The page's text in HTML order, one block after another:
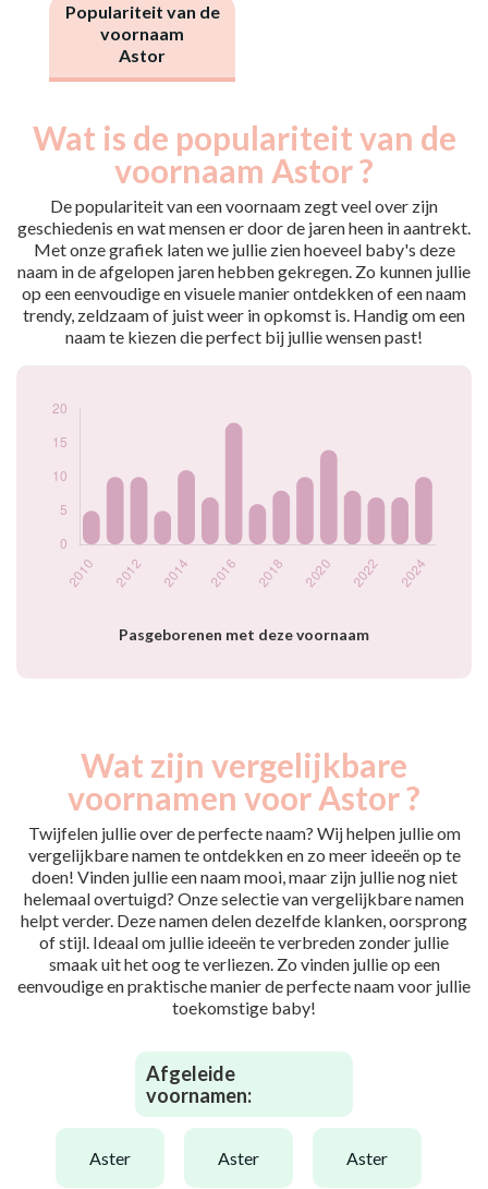
Populariteit van de
voornaam
Astor
Wat is de populariteit van de
voornaam Astor ?
De populariteit van een voornaam zegt veel over zijn
geschiedenis en wat mensen er door de jaren heen in aantrekt.
Met onze grafiek laten we jullie zien hoeveel baby's deze
naam in de afgelopen jaren hebben gekregen. Zo kunnen jullie
op een eenvoudige en visuele manier ontdekken of een naam
trendy, zeldzaam of juist weer in opkomst is. Handig om een
naam te kiezen die perfect bij jullie wensen past!
Pasgeborenen met deze voornaam
Popularité du
prénom Astor par
Année
Nouveaux-
nés
2011
10
2012
10
2013
5
2014
11
2015
7
2016
18
6
2020
2021
2022
10
Wat zijn vergelijkbare
voornamen voor Astor ?
Twijfelen jullie over de perfecte naam? Wij helpen jullie om
vergelijkbare namen te ontdekken en zo meer ideeën op te
doen! Vinden jullie een naam mooi, maar zijn jullie nog niet
helemaal overtuigd? Onze selectie van vergelijkbare namen
helpt verder. Deze namen delen dezelfde klanken, oorsprong
of stijl. Ideaal om jullie ideeën te verbreden zonder jullie
smaak uit het oog te verliezen. Zo vinden jullie op een
eenvoudige en praktische manier de perfecte naam voor jullie
toekomstige baby!
Afgeleide
voornamen:
aster aster aster